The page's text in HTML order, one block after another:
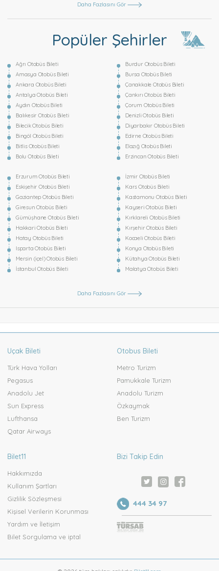
Daha Fazlasını Gör
Popüler Şehirler
Ağrı Otobüs Bileti
Amasya Otobüs Bileti
Ankara Otobüs Bileti
Antalya Otobüs Bileti
Aydın Otobüs Bileti
Balıkesir Otobüs Bileti
Bilecik Otobüs Bileti
Bingöl Otobüs Bileti
Bitlis Otobüs Bileti
Bolu Otobüs Bileti
Burdur Otobüs Bileti
Bursa Otobüs Bileti
Çanakkale Otobüs Bileti
Çankırı Otobüs Bileti
Çorum Otobüs Bileti
Denizli Otobüs Bileti
Diyarbakır Otobüs Bileti
Edirne Otobüs Bileti
Elazığ Otobüs Bileti
Erzincan Otobüs Bileti
Erzurum Otobüs Bileti
Eskişehir Otobüs Bileti
Gaziantep Otobüs Bileti
Giresun Otobüs Bileti
Gümüşhane Otobüs Bileti
Hakkari Otobüs Bileti
Hatay Otobüs Bileti
Isparta Otobüs Bileti
Mersin (içel) Otobüs Bileti
İstanbul Otobüs Bileti
İzmir Otobüs Bileti
Kars Otobüs Bileti
Kastamonu Otobüs Bileti
Kayseri Otobüs Bileti
Kırklareli Otobüs Bileti
Kırşehir Otobüs Bileti
Kocaeli Otobüs Bileti
Konya Otobüs Bileti
Kütahya Otobüs Bileti
Malatya Otobüs Bileti
Daha Fazlasını Gör
Uçak Bileti
Türk Hava Yolları
Pegasus
Anadolu Jet
Sun Express
Lufthansa
Qatar Airways
Otobus Bileti
Metro Turizm
Pamukkale Turizm
Anadolu Turizm
Özkaymak
Ben Turizm
Bilet11
Hakkımızda
Kullanım Şartları
Gizlilik Sözleşmesi
Kişisel Verilerin Korunması
Yardım ve İletişim
Bilet Sorgulama ve iptal
Bizi Takip Edin
444 34 97